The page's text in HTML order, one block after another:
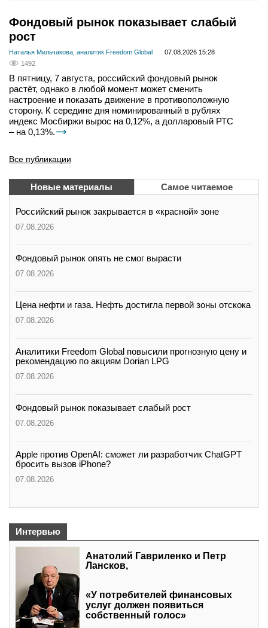
Фондовый рынок показывает слабый
рост
Наталья Мильчакова, аналитик Freedom Global
07.08.2026 15:28
1492
В пятницу, 7 августа, российский фондовый рынок
растёт, однако в любой момент может сменить
настроение и показать движение в противоположную
сторону. К середине дня номинированный в рублях
индекс Мосбиржи вырос на 0,12%, а долларовый РТС
– на 0,13%.
Все публикации
Новые материалы Самое читаемое
Российский рынок закрывается в «красной» зоне
07.08.2026
Фондовый рынок опять не смог вырасти
07.08.2026
Цена нефти и газа. Нефть достигла первой зоны отскока
07.08.2026
Аналитики Freedom Global повысили прогнозную цену и
рекомендацию по акциям Dorian LPG
07.08.2026
Фондовый рынок показывает слабый рост
07.08.2026
Apple против OpenAI: сможет ли разработчик ChatGPT
бросить вызов iPhone?
07.08.2026
Интервью
Анатолий Гавриленко и Петр
Лансков,
«У потребителей финансовых
услуг должен появиться
собственный голос»